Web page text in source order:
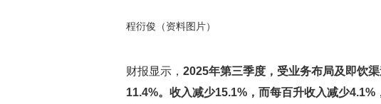
程衍俊（资料图片）
财报显示， 2025年第三季度，受业务布局及即饮
11.4%。收入减少15.1%，而每百升收入减少4.1%